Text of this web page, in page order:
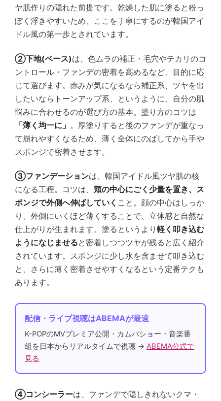
ヤ肌作りの隠れた前提です。乾燥した肌に塗ると粉っ
ぽく浮きやすいため、ここを丁寧にするのが韓国アイ
ドル風の第一歩とされています。
②下地(ベース)は、色ムラの補正・毛穴やテカリのコ
ントロール・ファンデの密着を高めるなど、目的に応
じて選びます。赤みが気になるなら補正系、ツヤを出
したいならトーンアップ系、というように、自分の肌
悩みに合わせるのが選び方の基本。塗り方のコツは
「薄く均一に」 。厚塗りすると後のファンデが重なっ
て崩れやすくなるため、薄く全体にのばしてから手や
スポンジで密着させます。
③ファンデーションは、韓国アイドル風ツヤ肌の核
になる工程。コツは、 頬の中心にごく少量を置き、ス
ポンジで外側へ伸ばしていく こと。顔の中心はしっか
り、外側にいくほど薄くすることで、立体感と自然な
仕上がりが生まれます。塗るというより 軽く叩き込む
ようになじませると密着しつつツヤが残ると広く紹介
されています。スポンジに少し水を含ませて叩き込む
と、さらに薄く密着させやすくなるという定番テクも
あります。
配信・ライブ視聴はABEMAが最速
K-POPのMVプレミア公開・カムバショー・音楽番
組を日本からリアルタイムで視聴 → ABEMA公式で
見る
④コンシーラーは、ファンデで隠しきれないクマ・